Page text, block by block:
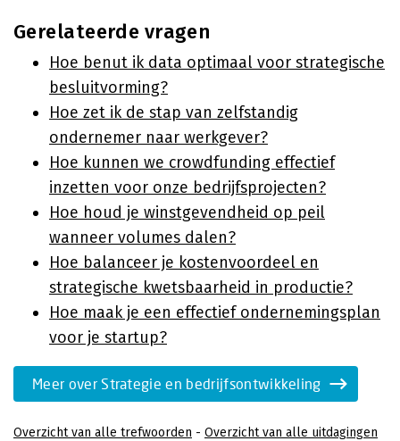
Gerelateerde vragen
Hoe benut ik data optimaal voor strategische
besluitvorming?
Hoe zet ik de stap van zelfstandig
ondernemer naar werkgever?
Hoe kunnen we crowdfunding effectief
inzetten voor onze bedrijfsprojecten?
Hoe houd je winstgevendheid op peil
wanneer volumes dalen?
Hoe balanceer je kostenvoordeel en
strategische kwetsbaarheid in productie?
Hoe maak je een effectief ondernemingsplan
voor je startup?
Meer over Strategie en bedrijfsontwikkeling
Overzicht van alle trefwoorden - Overzicht van alle uitdagingen